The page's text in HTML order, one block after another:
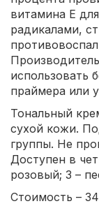
витамина Е
радикалами,
использовать
праймера или
Тональный
сухой кожи.
группы. Не
Доступен в
розовый; 3 –
Стоимость –